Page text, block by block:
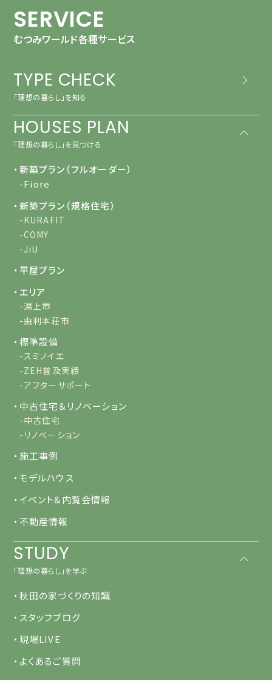
SERVICE
むつみワールド各種サービス
TYPE CHECK
「理想の暮らし」を知る
HOUSES PLAN
「理想の暮らし」を見つける
・新築プラン（フルオーダー）
-Fiore
・新築プラン（規格住宅）
-KURAFIT
-COMY
-JiU
・平屋プラン
・エリア
-潟上市
-由利本荘市
・標準設備
-スミノイエ
-ZEH普及実績
-アフターサポート
・中古住宅＆リノベーション
-中古住宅
-リノベーション
・施工事例
・モデルハウス
・イベント&内覧会情報
・不動産情報
STUDY
「理想の暮らし」を学ぶ
・秋田の家づくりの知識
・スタッフブログ
・現場LIVE
・よくあるご質問